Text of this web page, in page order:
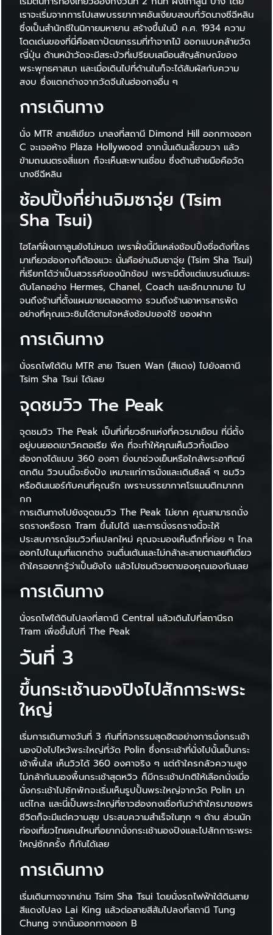
เราจะเริ่มจากการไปเสพบรรยากาศอันเงียบสงบที่วัดนางชีฉีหลิน
ซึ่งเป็นสำนักชีในนิกายมหายาน สร้างขึ้นในปี ค.ศ. 1934 ความ
โดดเด่นของที่นี่คือสถาปัตยกรรมที่ทำจากไม้ ออกแบบคล้ายวัด
ญี่ปุ่น ด้านหน้าวัดจะมีสระบัวที่เปรียบเสมือนสัญลักษณ์ของ
พระพุทธศาสนา และเมื่อเดินไปที่ด้านในก็จะได้สัมผัสกับความ
สงบ ซึ่งแตกต่างจากวัดจีนในฮ่องกงอื่น ๆ
การเดินทาง
นั่ง MTR สายสีเขียว มาลงที่สถานี Dimond Hill ออกทางออก
C จะเจอห้าง Plaza Hollywood จากนั้นเดินเลี้ยวขวา แล้ว
ข้ามถนนตรงสี่แยก ก็จะเห็นสะพานเชื่อม ซึ่งด้านซ้ายมือคือวัด
นางชีฉีหลิน
ช้อปปิ้งที่ย่านจิมซาจุ่ย (Tsim
Sha Tsui)
ไฮไลท์ฝั่งเกาลูนยังไม่หมด เพราฝั่งนี้มีแหล่งช้อปปิ้งชื่อดังที่ใคร
มาเที่ยวฮ่องกงก็ต้องแวะ นั่นคือย่านจิมซาจุ่ย (Tsim Sha Tsui)
ที่เรียกได้ว่าเป็นสวรรค์ของนักช้อป เพราะมีตั้งแต่แบรนด์เนมระ
ดับโลกอย่าง Hermes, Chanel, Coach และอีกมากมาย ไป
จนถึงร้านที่ตั้งแผนขายตลอดทาง รวมถึงร้านอาหารสารพัด
อย่างที่คุณแวะชิมได้ตามใจหลังช้อปของใช้ ของฝาก
การเดินทาง
นั่งรถไฟใต้ดิน MTR สาย Tsuen Wan (สีแดง) ไปยังสถานี
Tsim Sha Tsui ได้เลย
จุดชมวิว The Peak
จุดชมวิว The Peak เป็นที่เที่ยวอีกแห่งที่ควรมาเยือน ที่นี่ตั้ง
อยู่บนยอดเขาวิคตอเรีย พีค ที่จะทำให้คุณเห็นวิวทั้งเมือง
ฮ่องกงได้แบบ 360 องศา ยิ่งมาช่วงเย็นหรือใกล้พระอาทิตย์
ตกดิน วิวบนนี้จะยิ่งปัง เหมาะแก่การนั่งและเดินชิลล์ ๆ ชมวิว
หรือดินเนอร์กับคนที่คุณรัก เพราะบรรยากาศโรแมนติกมากก
กก
การเดินทางไปยังจุดชมวิว The Peak ไม่ยาก คุณสามารถนั่ง
รถรางหรือรถ Tram ขึ้นไปได้ และการนั่งรถรางนี้จะให้
ประสบการณ์ชมวิวที่แปลกใหม่ คุณจะมองเห็นตึกที่ค่อย ๆ ไกล
ออกไปในมุมที่แตกต่าง จนตื่นเต้นและไม่กล้าละสายตาเลยทีเดียว
ถ้าใครอยากรู้ว่าเป็นยังไง แล้วไปชมด้วยตาของคุณเองกันเลย
การเดินทาง
นั่งรถไฟใต้ดินไปลงที่สถานี Central แล้วเดินไปที่สถานีรถ
Tram เพื่อขึ้นไปที่ The Peak
วันที่ 3
ขึ้นกระเช้านองปิงไปสักการะพระ
ใหญ่
เริ่มการเดินทางวันที่ 3 กันที่กิจกรรมสุดฮิตอย่างการนั่งกระเช้า
นองปิงไปไหว้พระใหญ่ที่วัด Polin ซึ่งกระเช้าที่นั่งไปนั้นเป็นกระ
เช้าพื้นใส เห็นวิวได้ 360 องศาจริง ๆ แต่ถ้าใครกลัวความสูง
ไม่กล้าก้มมองพื้นกระเช้าสุดหวิว ก็มีกระเช้าปกติให้เลือกนั่งเมื่อ
นั่งกระเช้าไปซักพักจะเริ่มเห็นรูปปั้นพระใหญ่จากวัด Polin มา
แต่ไกล และนี่เป็นพระใหญ่ที่ชาวฮ่องกงเชื่อกันว่าถ้าใครมาขอพร
ชีวิตก็จะมีแต่ความสุข ประสบความสำเร็จในทุก ๆ ด้าน ส่วนนัก
ท่องเที่ยวไทยคนไหนที่อยากนั่งกระเช้านองปิงและไปสักการะพระ
ใหญ่ซักครั้ง ก็กันได้เลย
การเดินทาง
เริ่มเดินทางจากย่าน Tsim Sha Tsui โดยนั่งรถไฟฟ้าใต้ดินสาย
สีแดงไปลง Lai King แล้วต่อสายสีส้มไปลงที่สถานี Tung
Chung จากนั้นออกทางออก B